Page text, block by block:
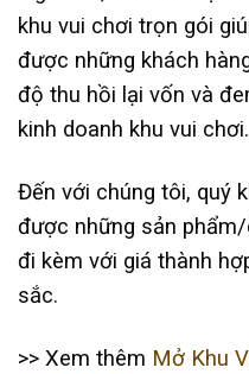
khu vui chơi trọn gói
được những khách
độ thu hồi lại vốn và
kinh doanh khu vui chơi.
Đến với chúng tôi, quý
được những sản
đi kèm với giá thành
sắc.
>> Xem thêm Mở Khu